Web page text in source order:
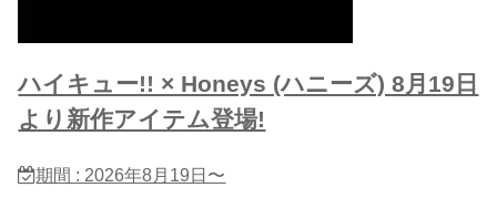
ハイキュー!! × Honeys (ハニーズ) 8月19日
より新作アイテム登場!
期間 : 2026年8月19日〜